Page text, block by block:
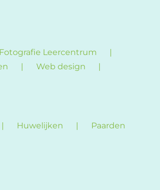
Fotografie Leercentrum
Web design
Huwelijken Paarden